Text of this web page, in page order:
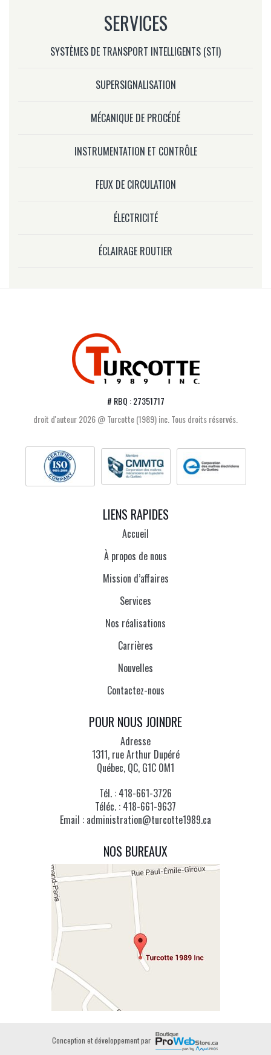
SERVICES
SYSTÈMES DE TRANSPORT INTELLIGENTS (STI)
SUPERSIGNALISATION
MÉCANIQUE DE PROCÉDÉ
INSTRUMENTATION ET CONTRÔLE
FEUX DE CIRCULATION
ÉLECTRICITÉ
ÉCLAIRAGE ROUTIER
# RBQ : 27351717
droit d'auteur 2026 @ Turcotte (1989) inc. Tous droits réservés.
LIENS RAPIDES
Accueil
À propos de nous
Mission d’affaires
Services
Nos réalisations
Carrières
Nouvelles
Contactez-nous
POUR NOUS JOINDRE
Adresse
1311, rue Arthur Dupéré
Québec, QC, G1C 0M1
Tél. : 418-661-3726
Téléc. : 418-661-9637
Email : administration@turcotte1989.ca
NOS BUREAUX
Conception et développement par